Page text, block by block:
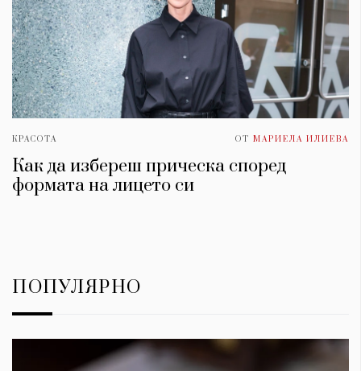
КРАСОТА ОТ МАРИЕЛА ИЛИЕВА
Как да избереш прическа според
формата на лицето си
ПОПУЛЯРНО